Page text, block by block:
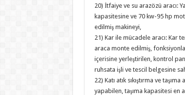
20) İtfaiye ve su arazözü aracı:
kapasitesine ve 70 kw-95 hp
edilmiş makineyi,
21) Kar ile mücadele aracı: Kar
araca monte edilmiş,
içerisine yerleştirilen, kontrol
ruhsata işli ve tescil belgesine
22) Katı atık sıkıştırma ve
yapabilen, taşıma kapasitesi en